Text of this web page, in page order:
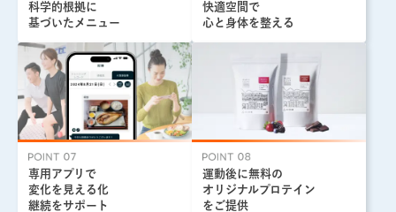
科学的根拠に
基づいたメニュー
快適空間で
心と身体を整える
専用アプリで
変化を見える化
継続をサポート
運動後に無料の
オリジナルプロテイン
をご提供